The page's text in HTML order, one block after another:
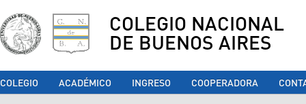
COLEGIO NACIONAL
DE BUENOS AIRES
COLEGIO ACADÉMICO INGRESO COOPERADORA